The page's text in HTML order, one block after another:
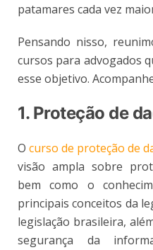
patamares cada vez
Pensando nisso,
cursos para advogados
esse objetivo.
1. Proteção de
O curso de proteção de
visão ampla sobre
bem como o
principais conceitos da
legislação brasileira,
segurança da